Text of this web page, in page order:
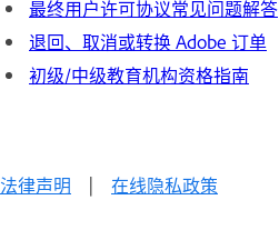
最终用户许可协议常见问题解答
退回、取消或转换 Adobe 订单
初级/中级教育机构资格指南
法律声明 | 在线隐私政策